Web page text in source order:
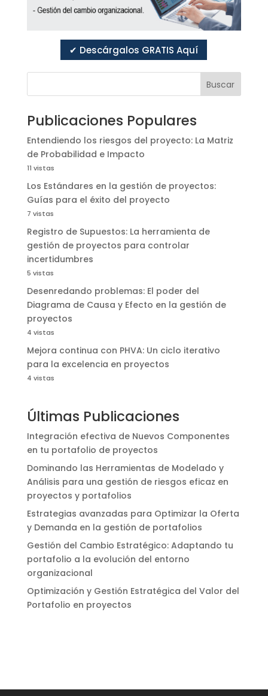
✔ Descárgalos GRATIS Aquí
Buscar
Publicaciones Populares
Entendiendo los riesgos del proyecto: La Matriz
de Probabilidad e Impacto
11 vistas
Los Estándares en la gestión de proyectos:
Guías para el éxito del proyecto
7 vistas
Registro de Supuestos: La herramienta de
gestión de proyectos para controlar
incertidumbres
5 vistas
Desenredando problemas: El poder del
Diagrama de Causa y Efecto en la gestión de
proyectos
4 vistas
Mejora continua con PHVA: Un ciclo iterativo
para la excelencia en proyectos
4 vistas
Últimas Publicaciones
Integración efectiva de Nuevos Componentes
en tu portafolio de proyectos
Dominando las Herramientas de Modelado y
Análisis para una gestión de riesgos eficaz en
proyectos y portafolios
Estrategias avanzadas para Optimizar la Oferta
y Demanda en la gestión de portafolios
Gestión del Cambio Estratégico: Adaptando tu
portafolio a la evolución del entorno
organizacional
Optimización y Gestión Estratégica del Valor del
Portafolio en proyectos